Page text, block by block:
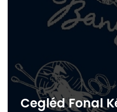
Cegléd Fonal